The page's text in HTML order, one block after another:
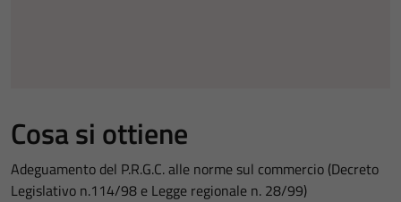
Cosa si ottiene
Adeguamento del P.R.G.C. alle norme sul commercio (Decreto
Legislativo n.114/98 e Legge regionale n. 28/99)